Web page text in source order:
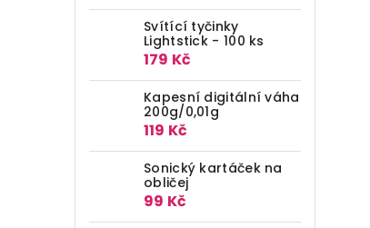
Svítící tyčinky
Lightstick - 100 ks
179 Kč
Kapesní digitální váha
200g/0,01g
119 Kč
Sonický kartáček na
obličej
99 Kč